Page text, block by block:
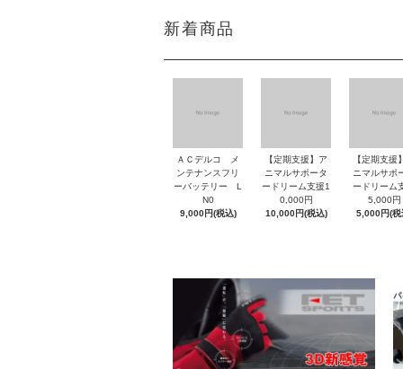
新着商品
ＡＣデルコ メ
ンテナンスフリ
ーバッテリー L
N0
9,000円(税込)
【定期支援】ア
ニマルサポータ
ードリーム支援1
0,000円
10,000円(税込)
【定期支援
ニマルサポ
ードリーム
5,000円
5,000円(税